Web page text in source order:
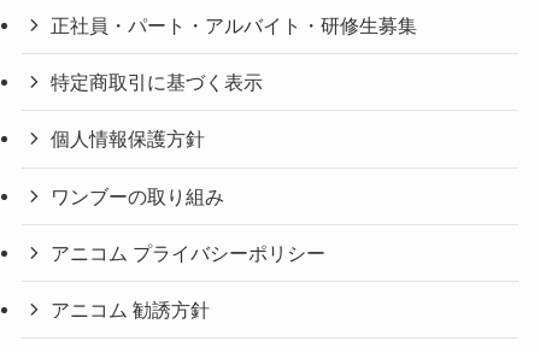
正社員・パート・アルバイト・研修生募集
特定商取引に基づく表示
個人情報保護方針
ワンブーの取り組み
アニコム プライバシーポリシー
アニコム 勧誘方針